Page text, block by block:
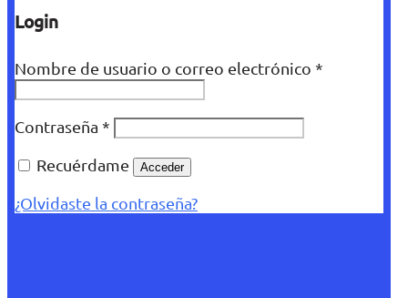
Login
Nombre de usuario o correo electrónico *
Contraseña *
Recuérdame
Acceder
¿Olvidaste la contraseña?